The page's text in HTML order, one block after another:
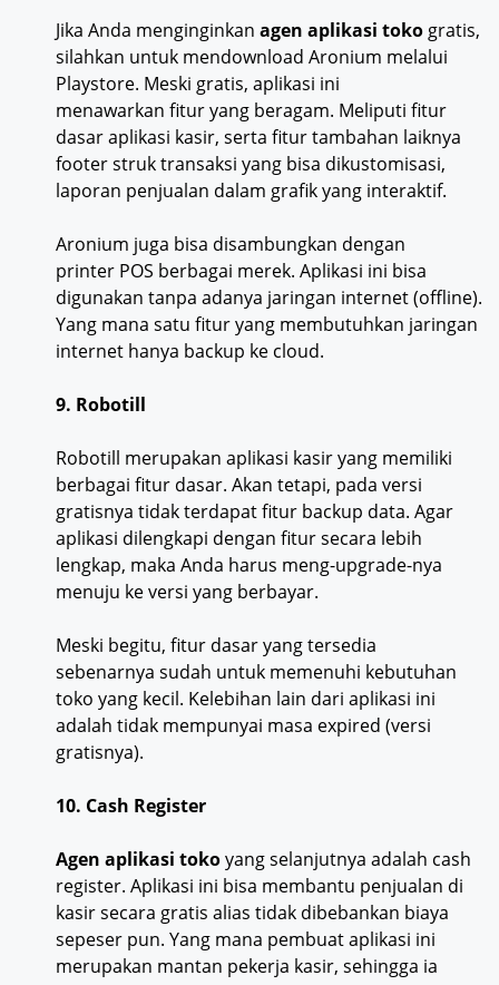
Jika Anda menginginkan agen aplikasi toko gratis,
silahkan untuk mendownload Aronium melalui
Playstore. Meski gratis, aplikasi ini
menawarkan fitur yang beragam. Meliputi fitur
dasar aplikasi kasir, serta fitur tambahan laiknya
footer struk transaksi yang bisa dikustomisasi,
laporan penjualan dalam grafik yang interaktif.
Aronium juga bisa disambungkan dengan
printer POS berbagai merek. Aplikasi ini bisa
digunakan tanpa adanya jaringan internet (offline).
Yang mana satu fitur yang membutuhkan jaringan
internet hanya backup ke cloud.
9. Robotill
Robotill merupakan aplikasi kasir yang memiliki
berbagai fitur dasar. Akan tetapi, pada versi
gratisnya tidak terdapat fitur backup data. Agar
aplikasi dilengkapi dengan fitur secara lebih
lengkap, maka Anda harus meng-upgrade-nya
menuju ke versi yang berbayar.
Meski begitu, fitur dasar yang tersedia
sebenarnya sudah untuk memenuhi kebutuhan
toko yang kecil. Kelebihan lain dari aplikasi ini
adalah tidak mempunyai masa expired (versi
gratisnya).
10. Cash Register
Agen aplikasi tokoyang selanjutnya adalah cash
register. Aplikasi ini bisa membantu penjualan di
kasir secara gratis alias tidak dibebankan biaya
sepeser pun. Yang mana pembuat aplikasi ini
merupakan mantan pekerja kasir, sehingga ia